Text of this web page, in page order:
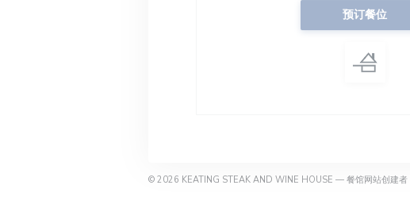
预订餐位
© 2026 KEATING STEAK AND WINE HOUSE — 餐馆网站创建者